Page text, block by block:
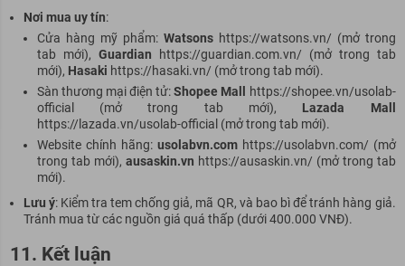
Nơi mua uy tín:
Cửa hàng mỹ phẩm: Watsonshttps://watsons.vn/ (mở trong
tab mới), Guardian https://guardian.com.vn/ (mở trong tab
mới), Hasaki https://hasaki.vn/ (mở trong tab mới).
Sàn thương mại điện tử:Shopee Mall https://shopee.vn/usolab-
official (mở trong tab mới), Lazada Mall
https://lazada.vn/usolab-official (mở trong tab mới).
Website chính hãng: usolabvn.comhttps://usolabvn.com/ (mở
trong tab mới), ausaskin.vn https://ausaskin.vn/ (mở trong tab
mới).
Lưu ý: Kiểm tra tem chống giả, mã QR, và bao bì để tránh hàng giả.
Tránh mua từ các nguồn giá quá thấp (dưới 400.000 VNĐ).
11. Kết luận